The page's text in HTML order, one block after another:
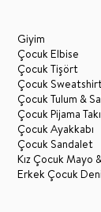
Giyim
Çocuk Elbise
Çocuk Tişört
Çocuk
Çocuk Tulum &
Çocuk Pijama
Çocuk Ayakkabı
Çocuk Sandalet
Kız Çocuk Mayo
Erkek Çocuk